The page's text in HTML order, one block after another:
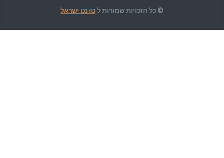
© כל הזכויות שמורות לטו נט ישראל